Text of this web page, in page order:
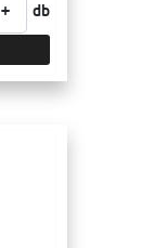
+ db